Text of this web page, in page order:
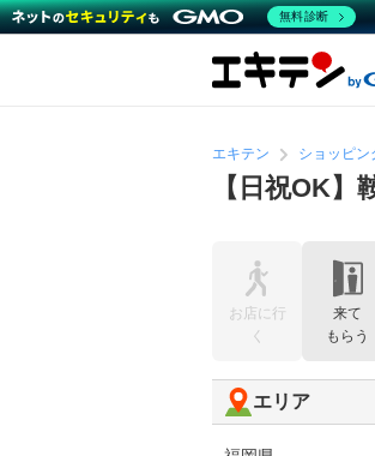
エキテン ショッピン
【日祝OK
お店に行
く
来て
もらう
エリア
無料診断